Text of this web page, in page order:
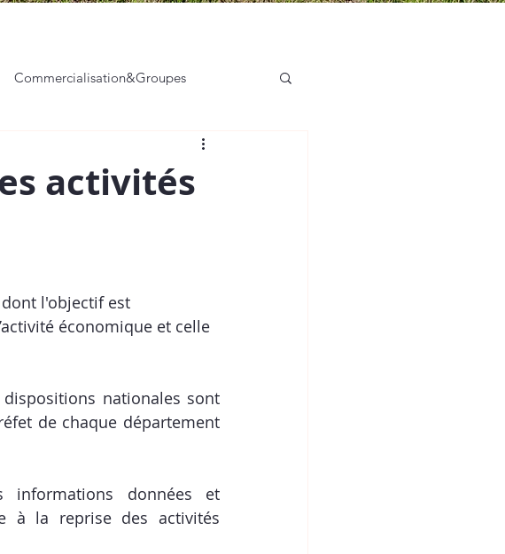
Commercialisation&Groupes
Professionnalisation des acteurs
activités
l'objectif est
économique et celle
nationales sont
de chaque département
informations données et
à la reprise des activités